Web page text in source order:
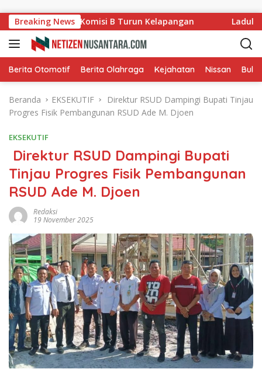
Breaking News
Ladang, Komisi B Turun Kelapangan Ladullah
Berita Otomotif Berita Olahraga Kejahatan Nissan
Beranda EKSEKUTIF
Direktur RSUD Dampingi Bupati Tinjau
Progres Fisik Pembangunan RSUD Ade M. Djoen
EKSEKUTIF
Direktur RSUD Dampingi Bupati
Tinjau Progres Fisik Pembangunan
RSUD Ade M. Djoen
Redaksi
19 November 2025